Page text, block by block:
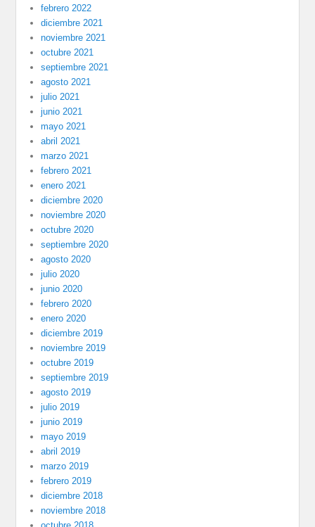
febrero 2022
diciembre 2021
noviembre 2021
octubre 2021
septiembre 2021
agosto 2021
julio 2021
junio 2021
mayo 2021
abril 2021
marzo 2021
febrero 2021
enero 2021
diciembre 2020
noviembre 2020
octubre 2020
septiembre 2020
agosto 2020
julio 2020
junio 2020
febrero 2020
enero 2020
diciembre 2019
noviembre 2019
octubre 2019
septiembre 2019
agosto 2019
julio 2019
junio 2019
mayo 2019
abril 2019
marzo 2019
febrero 2019
diciembre 2018
noviembre 2018